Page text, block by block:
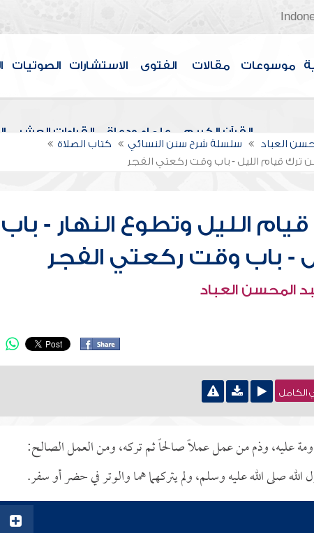
موسوعات مقالات الفتوى الاستشارات الصوتيات
القرآن الكريم علماء ودعاة القراءات العشر
العباد سلسلة شرح سنن النسائي
كتاب الصلاة
ترك قيام الليل - باب وقت ركعتي الفجر
الليل وتطوع النهار - باب
- باب وقت ركعتي الفجر
المحسن العباد
الكامل
عليه، وذم من عمل عملاً صالحاً ثم تركه، ومن العمل الصالح:
صلى الله عليه وسلم، ولم يتركهما هما والوتر في حضر أو سفر.